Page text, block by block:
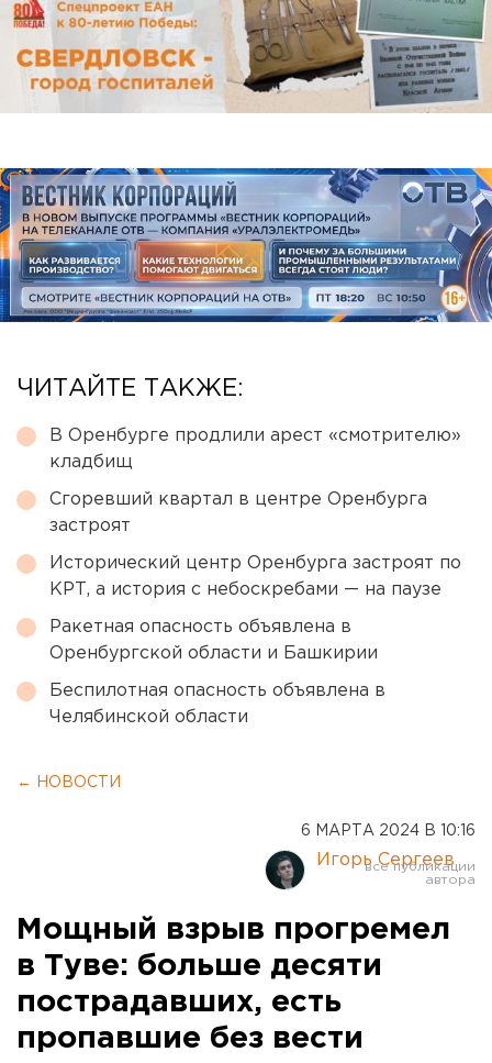
ЧИТАЙТЕ ТАКЖЕ:
В Оренбурге продлили арест «смотрителю»
кладбищ
Сгоревший квартал в центре Оренбурга
застроят
Исторический центр Оренбурга застроят по
КРТ, а история с небоскребами — на паузе
Ракетная опасность объявлена в
Оренбургской области и Башкирии
Беспилотная опасность объявлена в
Челябинской области
← НОВОСТИ
6 МАРТА 2024 В 10:16
Игорь Сергеев
Мощный взрыв прогремел
в Туве: больше десяти
пострадавших, есть
пропавшие без вести